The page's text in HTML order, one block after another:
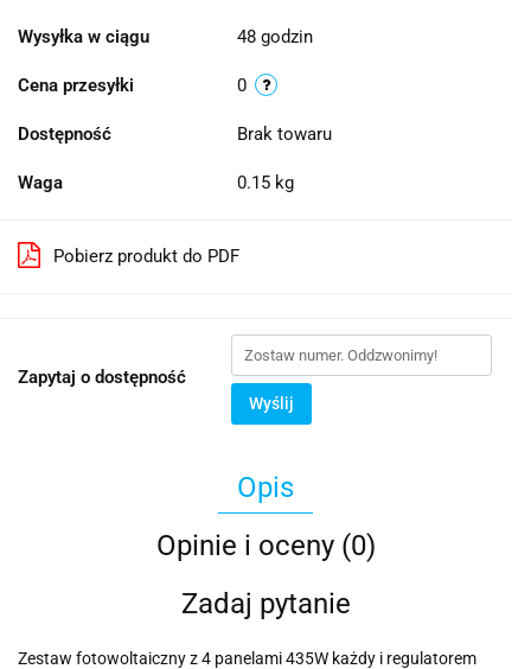
Wysyłka w ciągu 48 godzin
Cena przesyłki 0
Dostępność Brak towaru
Waga 0.15 kg
Pobierz produkt do PDF
Zapytaj o dostępność
Wyślij
Opis
Opinie i oceny (0)
Zadaj pytanie
Zestaw fotowoltaiczny z 4 panelami 435W każdy i regulatorem